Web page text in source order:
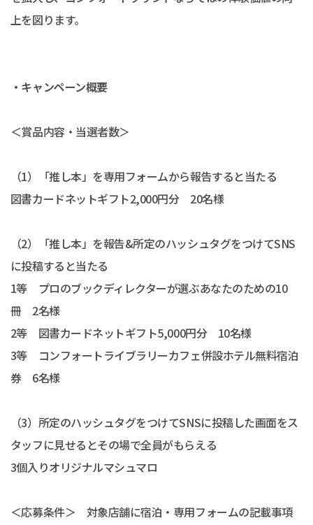
上を図ります。
・キャンペーン概要
＜賞品内容・当選者数＞
（1）「推し本」を専用フォームから報告すると当たる
図書カードネットギフト2,000円分 20名様
（2）「推し本」を報告&所定のハッシュタグをつけてSNS
に投稿すると当たる
1等 プロのブックディレクターが選ぶあなたのための10
冊 2名様
2等 図書カードネットギフト5,000円分 10名様
3等 コンフォートライブラリーカフェ併設ホテル無料宿泊
券 6名様
（3）所定のハッシュタグをつけてSNSに投稿した画面をス
タッフに見せるとその場で全員がもらえる
3個入りオリジナルマシュマロ
＜応募条件＞ 対象店舗に宿泊・専用フォームの記載事項